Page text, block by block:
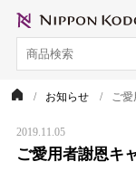
お知らせ ご
2019.11.05
ご愛用者謝恩キ